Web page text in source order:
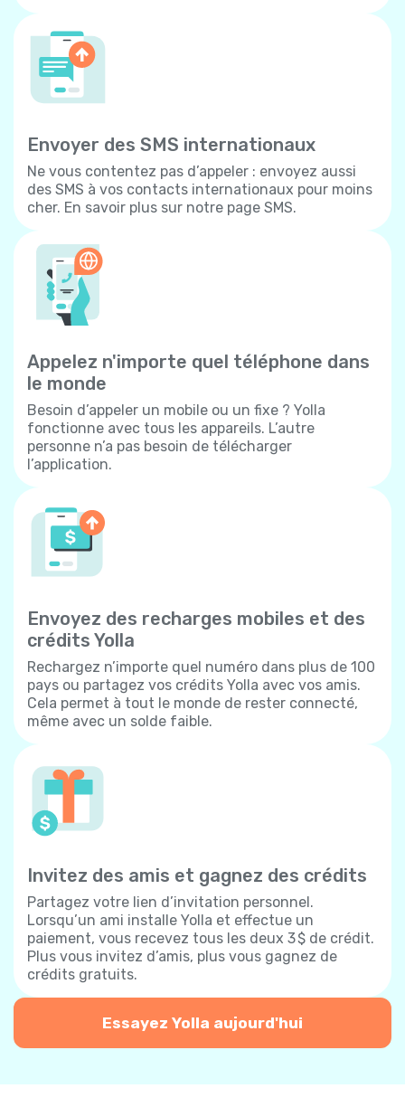
Envoyer des SMS internationaux
Ne vous contentez pas d’appeler : envoyez aussi
des SMS à vos contacts internationaux pour moins
cher. En savoir plus sur notre page SMS.
Appelez n'importe quel téléphone dans
le monde
Besoin d’appeler un mobile ou un fixe ? Yolla
fonctionne avec tous les appareils. L’autre
personne n’a pas besoin de télécharger
l’application.
Envoyez des recharges mobiles et des
crédits Yolla
Rechargez n’importe quel numéro dans plus de 100
pays ou partagez vos crédits Yolla avec vos amis.
Cela permet à tout le monde de rester connecté,
même avec un solde faible.
Invitez des amis et gagnez des crédits
Partagez votre lien d’invitation personnel.
Lorsqu’un ami installe Yolla et effectue un
paiement, vous recevez tous les deux 3 $ de crédit.
Plus vous invitez d’amis, plus vous gagnez de
crédits gratuits.
Essayez Yolla aujourd'hui